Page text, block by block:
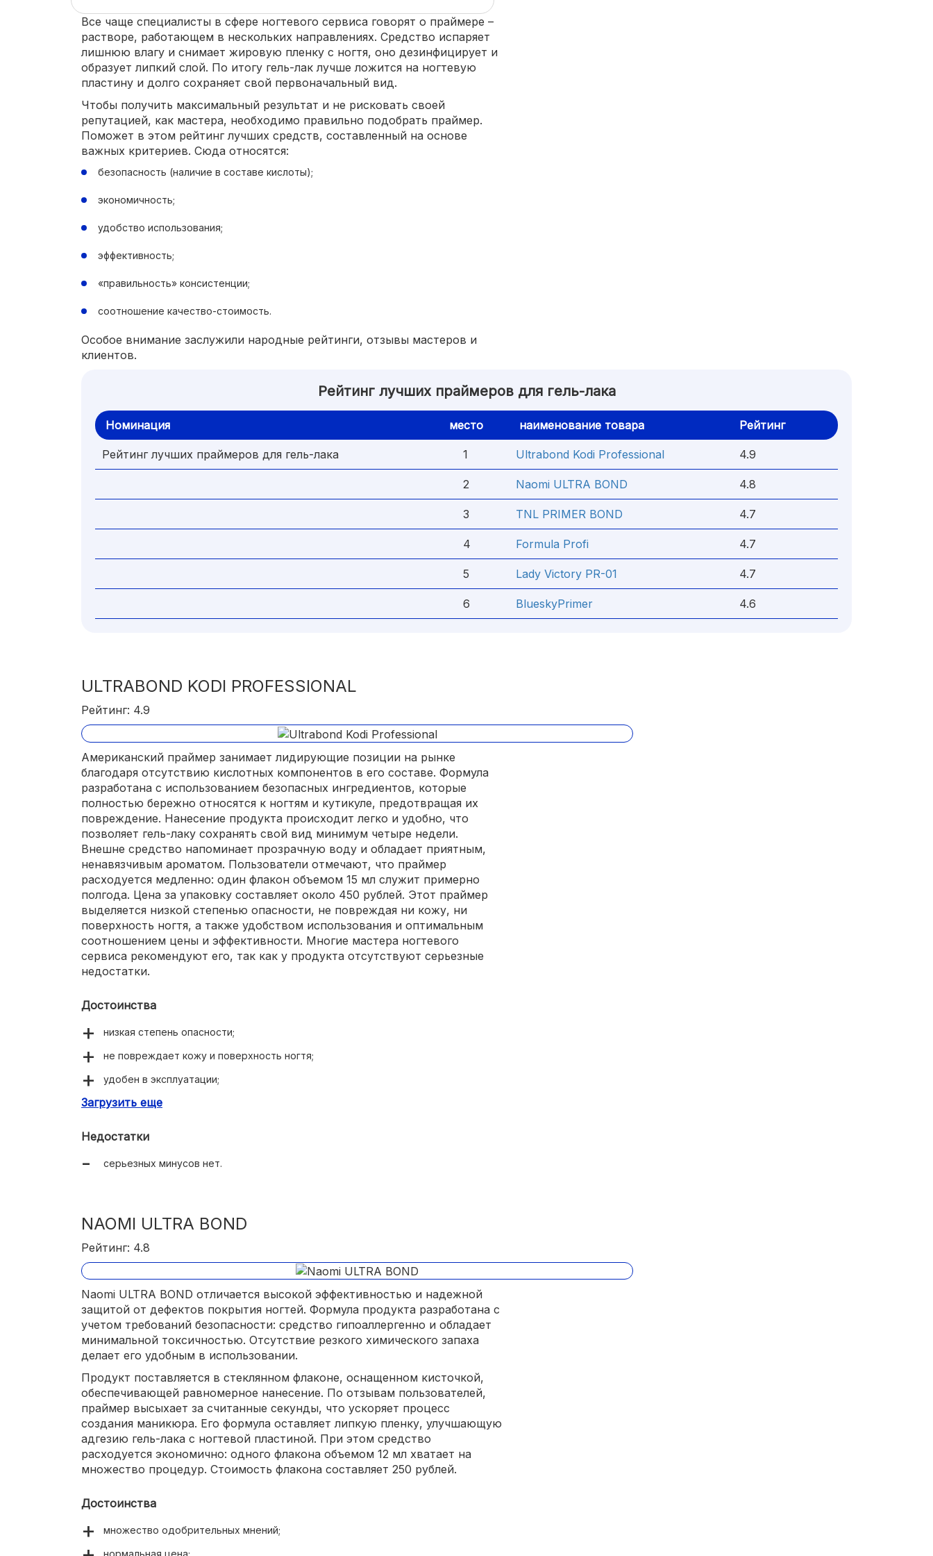
Все чаще специалисты в сфере ногтевого сервиса говорят о праймере –
растворе, работающем в нескольких направлениях. Средство испаряет
лишнюю влагу и снимает жировую пленку с ногтя, оно дезинфицирует и
образует липкий слой. По итогу гель-лак лучше ложится на ногтевую
пластину и долго сохраняет свой первоначальный вид.
Чтобы получить максимальный результат и не рисковать своей
репутацией, как мастера, необходимо правильно подобрать праймер.
Поможет в этом рейтинг лучших средств, составленный на основе
важных критериев. Сюда относятся:
безопасность (наличие в составе кислоты);
экономичность;
удобство использования;
эффективность;
«правильность» консистенции;
соотношение качество-стоимость.
Особое внимание заслужили народные рейтинги, отзывы мастеров и
клиентов.
Рейтинг лучших праймеров для гель-лака
Номинация место наименование товара Рейтинг
Рейтинг лучших праймеров для гель-лака 1 Ultrabond Kodi Professional 4.9
2 Naomi ULTRA BOND 4.8
3 TNL PRIMER BOND 4.7
4 Formula Profi 4.7
5 Lady Victory PR-01 4.7
6 BlueskyPrimer 4.6
ULTRABOND KODI PROFESSIONAL
Рейтинг: 4.9
Американский праймер занимает лидирующие позиции на рынке
благодаря отсутствию кислотных компонентов в его составе. Формула
разработана с использованием безопасных ингредиентов, которые
полностью бережно относятся к ногтям и кутикуле, предотвращая их
повреждение. Нанесение продукта происходит легко и удобно, что
позволяет гель-лаку сохранять свой вид минимум четыре недели.
Внешне средство напоминает прозрачную воду и обладает приятным,
ненавязчивым ароматом. Пользователи отмечают, что праймер
расходуется медленно: один флакон объемом 15 мл служит примерно
полгода. Цена за упаковку составляет около 450 рублей. Этот праймер
выделяется низкой степенью опасности, не повреждая ни кожу, ни
поверхность ногтя, а также удобством использования и оптимальным
соотношением цены и эффективности. Многие мастера ногтевого
сервиса рекомендуют его, так как у продукта отсутствуют серьезные
недостатки.
Достоинства
низкая степень опасности;
не повреждает кожу и поверхность ногтя;
удобен в эксплуатации;
нормальный запах;
Загрузить еще
Недостатки
серьезных минусов нет.
NAOMI ULTRA BOND
Рейтинг: 4.8
Naomi ULTRA BOND отличается высокой эффективностью и надежной
защитой от дефектов покрытия ногтей. Формула продукта разработана с
учетом требований безопасности: средство гипоаллергенно и обладает
минимальной токсичностью. Отсутствие резкого химического запаха
делает его удобным в использовании.
Продукт поставляется в стеклянном флаконе, оснащенном кисточкой,
обеспечивающей равномерное нанесение. По отзывам пользователей,
праймер высыхает за считанные секунды, что ускоряет процесс
создания маникюра. Его формула оставляет липкую пленку, улучшающую
адгезию гель-лака с ногтевой пластиной. При этом средство
расходуется экономично: одного флакона объемом 12 мл хватает на
множество процедур. Стоимость флакона составляет 250 рублей.
Достоинства
множество одобрительных мнений;